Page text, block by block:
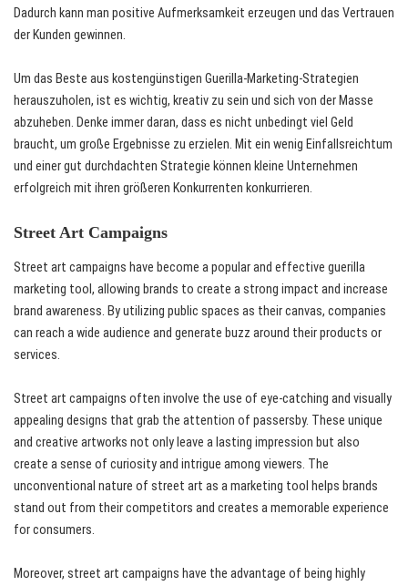
Dadurch kann man positive Aufmerksamkeit erzeugen und das Vertrauen
der Kunden gewinnen.
Um das Beste aus kostengünstigen Guerilla-Marketing-Strategien
herauszuholen, ist es wichtig, kreativ zu sein und sich von der Masse
abzuheben. Denke immer daran, dass es nicht unbedingt viel Geld
braucht, um große Ergebnisse zu erzielen. Mit ein wenig Einfallsreichtum
und einer gut durchdachten Strategie können kleine Unternehmen
erfolgreich mit ihren größeren Konkurrenten konkurrieren.
Street Art Campaigns
Street art campaigns have become a popular and effective guerilla
marketing tool, allowing brands to create a strong impact and increase
brand awareness. By utilizing public spaces as their canvas, companies
can reach a wide audience and generate buzz around their products or
services.
Street art campaigns often involve the use of eye-catching and visually
appealing designs that grab the attention of passersby. These unique
and creative artworks not only leave a lasting impression but also
create a sense of curiosity and intrigue among viewers. The
unconventional nature of street art as a marketing tool helps brands
stand out from their competitors and creates a memorable experience
for consumers.
Moreover, street art campaigns have the advantage of being highly